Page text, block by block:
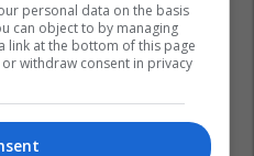
personal data on the basis
can object to by managing
link at the bottom of this page
withdraw consent in privacy